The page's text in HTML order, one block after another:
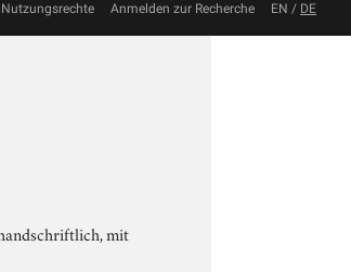
Nutzungsrechte Anmelden zur Recherche EN / DE
mit